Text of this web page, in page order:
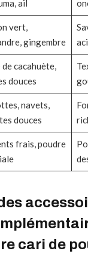
ail
vert,
gingembre
de cacahuète,
douces
navets,
douces
frais, poudre
cari de